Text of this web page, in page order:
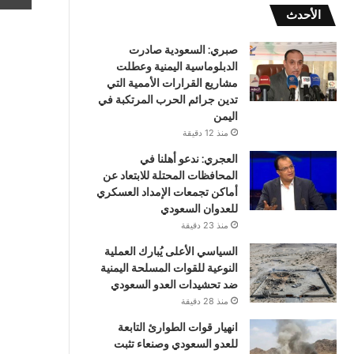
الأحدث
صبري: السعودية صادرت
الدبلوماسية اليمنية وعطلت
مشاريع القرارات الأممية التي
تدين جرائم الحرب المرتكبة في
اليمن
منذ 12 دقيقة
العجري: ندعو أهلنا في
المحافظات المحتلة للابتعاد عن
أماكن تجمعات الإمداد العسكري
للعدوان السعودي
منذ 23 دقيقة
السياسي الأعلى يُبارك العملية
النوعية للقوات المسلحة اليمنية
ضد تحشيدات العدو السعودي
منذ 28 دقيقة
انهيار قوات الطوارئ التابعة
للعدو السعودي وصنعاء تثبت